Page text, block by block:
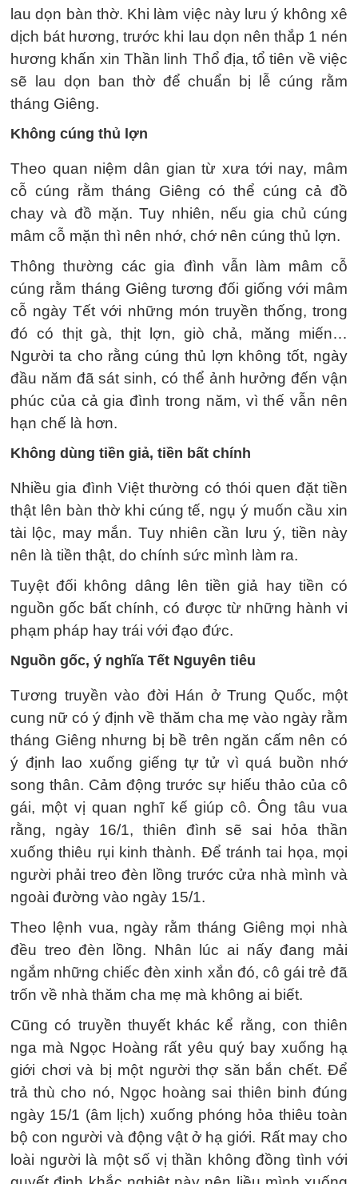
lau dọn bàn thờ. Khi làm việc này lưu ý không xê
dịch bát hương, trước khi lau dọn nên thắp 1 nén
hương khấn xin Thần linh Thổ địa, tổ tiên về việc
sẽ lau dọn ban thờ để chuẩn bị lễ cúng rằm
tháng Giêng.
Không cúng thủ lợn
Theo quan niệm dân gian từ xưa tới nay, mâm
cỗ cúng rằm tháng Giêng có thể cúng cả đồ
chay và đồ mặn. Tuy nhiên, nếu gia chủ cúng
mâm cỗ mặn thì nên nhớ, chớ nên cúng thủ lợn.
Thông thường các gia đình vẫn làm mâm cỗ
cúng rằm tháng Giêng tương đối giống với mâm
cỗ ngày Tết với những món truyền thống, trong
đó có thịt gà, thịt lợn, giò chả, măng miến…
Người ta cho rằng cúng thủ lợn không tốt, ngày
đầu năm đã sát sinh, có thể ảnh hưởng đến vận
phúc của cả gia đình trong năm, vì thế vẫn nên
hạn chế là hơn.
Không dùng tiền giả, tiền bất chính
Nhiều gia đình Việt thường có thói quen đặt tiền
thật lên bàn thờ khi cúng tế, ngụ ý muốn cầu xin
tài lộc, may mắn. Tuy nhiên cần lưu ý, tiền này
nên là tiền thật, do chính sức mình làm ra.
Tuyệt đối không dâng lên tiền giả hay tiền có
nguồn gốc bất chính, có được từ những hành vi
phạm pháp hay trái với đạo đức.
Nguồn gốc, ý nghĩa Tết Nguyên tiêu
Tương truyền vào đời Hán ở Trung Quốc, một
cung nữ có ý định về thăm cha mẹ vào ngày rằm
tháng Giêng nhưng bị bề trên ngăn cấm nên có
ý định lao xuống giếng tự tử vì quá buồn nhớ
song thân. Cảm động trước sự hiếu thảo của cô
gái, một vị quan nghĩ kế giúp cô. Ông tâu vua
rằng, ngày 16/1, thiên đình sẽ sai hỏa thần
xuống thiêu rụi kinh thành. Để tránh tai họa, mọi
người phải treo đèn lồng trước cửa nhà mình và
ngoài đường vào ngày 15/1.
Theo lệnh vua, ngày rằm tháng Giêng mọi nhà
đều treo đèn lồng. Nhân lúc ai nấy đang mải
ngắm những chiếc đèn xinh xắn đó, cô gái trẻ đã
trốn về nhà thăm cha mẹ mà không ai biết.
Cũng có truyền thuyết khác kể rằng, con thiên
nga mà Ngọc Hoàng rất yêu quý bay xuống hạ
giới chơi và bị một người thợ săn bắn chết. Để
trả thù cho nó, Ngọc hoàng sai thiên binh đúng
ngày 15/1 (âm lịch) xuống phóng hỏa thiêu toàn
bộ con người và động vật ở hạ giới. Rất may cho
loài người là một số vị thần không đồng tình với